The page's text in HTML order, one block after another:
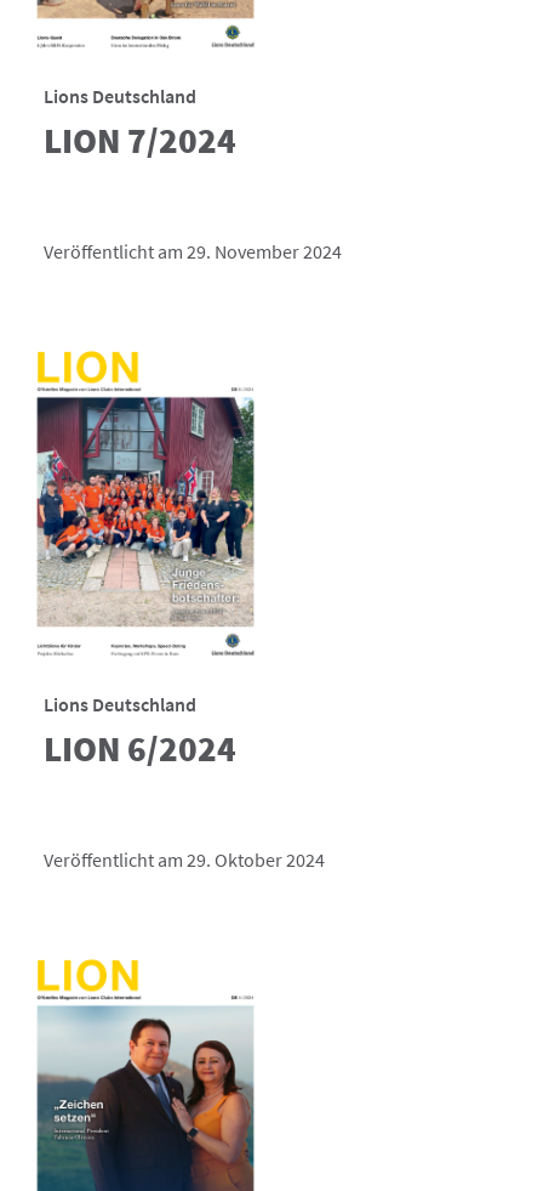
Lions Deutschland
LION 7/2024
Veröffentlicht am 29. November 2024
Lions Deutschland
LION 6/2024
Veröffentlicht am 29. Oktober 2024